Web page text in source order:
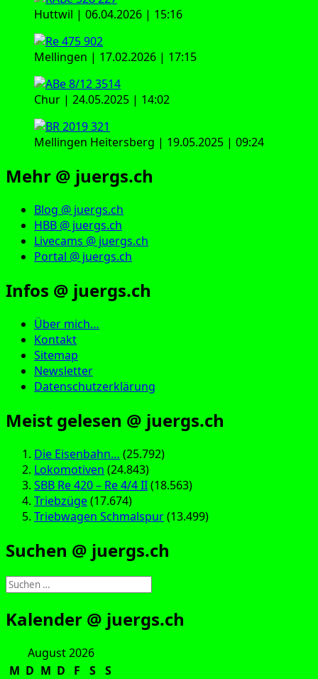
Huttwil | 06.04.2026 | 15:16
Mellingen | 17.02.2026 | 17:15
Chur | 24.05.2025 | 14:02
Mellingen Heitersberg | 19.05.2025 | 09:24
Mehr @ juergs.ch
Blog @ juergs.ch
HBB @ juergs.ch
Livecams @ juergs.ch
Portal @ juergs.ch
Infos @ juergs.ch
Über mich…
Kontakt
Sitemap
Newsletter
Datenschutzerklärung
Meist gelesen @ juergs.ch
Die Eisenbahn… (25.792)
Lokomotiven (24.843)
SBB Re 420 – Re 4/4 II(18.563)
Triebzüge(17.674)
Triebwagen Schmalspur(13.499)
Suchen @ juergs.ch
Suchen
nach:
Kalender @ juergs.ch
August 2026
M D M D F S
S